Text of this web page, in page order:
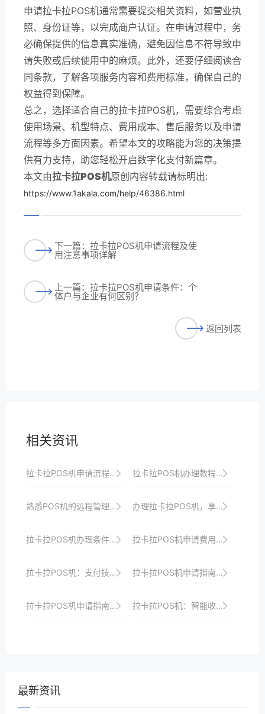
申请拉卡拉POS机通常需要提交相关资料，如营业执
照、身份证等，以完成商户认证。在申请过程中，务
必确保提供的信息真实准确，避免因信息不符导致申
请失败或后续使用中的麻烦。此外，还要仔细阅读合
同条款，了解各项服务内容和费用标准，确保自己的
权益得到保障。
总之，选择适合自己的拉卡拉POS机，需要综合考虑
使用场景、机型特点、费用成本、售后服务以及申请
流程等多方面因素。希望本文的攻略能为您的决策提
供有力支持，助您轻松开启数字化支付新篇章。
本文由拉卡拉POS机原创内容转载请标明出:
https://www.1akala.com/help/46386.html
下一篇：拉卡拉POS机申请流程及使
用注意事项详解
上一篇：拉卡拉POS机申请条件：个
体户与企业有何区别？
返回列表
相关资讯
拉卡拉POS机申请流程优化实践，提升用户体验是关键 拉卡拉POS机办理教程：轻松几步，收银无忧
熟悉POS机的远程管理功能，以便远程监控和维护。 办理拉卡拉POS机，享受专业高效的收银服务、优惠政策与全方位安全保障
拉卡拉POS机办理条件与所需材料解析：一站式服务助你快速接入支付市场并享受优惠政策 拉卡拉POS机申请费用及优惠政策对比
拉卡拉POS机：支付技术的新飞跃，引领支付未来 拉卡拉POS机申请指南：从申请到使用的全周期管理
拉卡拉POS机申请指南：一站式解决商户支付升级、智能化与创新需求 拉卡拉POS机：智能收银，简化工作流程
最新资讯